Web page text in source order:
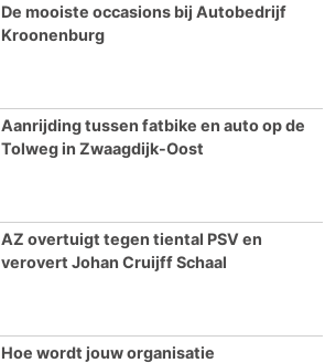
De mooiste occasions bij Autobedrijf
Kroonenburg
Aanrijding tussen fatbike en auto op de
Tolweg in Zwaagdijk-Oost
AZ overtuigt tegen tiental PSV en
verovert Johan Cruijff Schaal
Hoe wordt jouw organisatie